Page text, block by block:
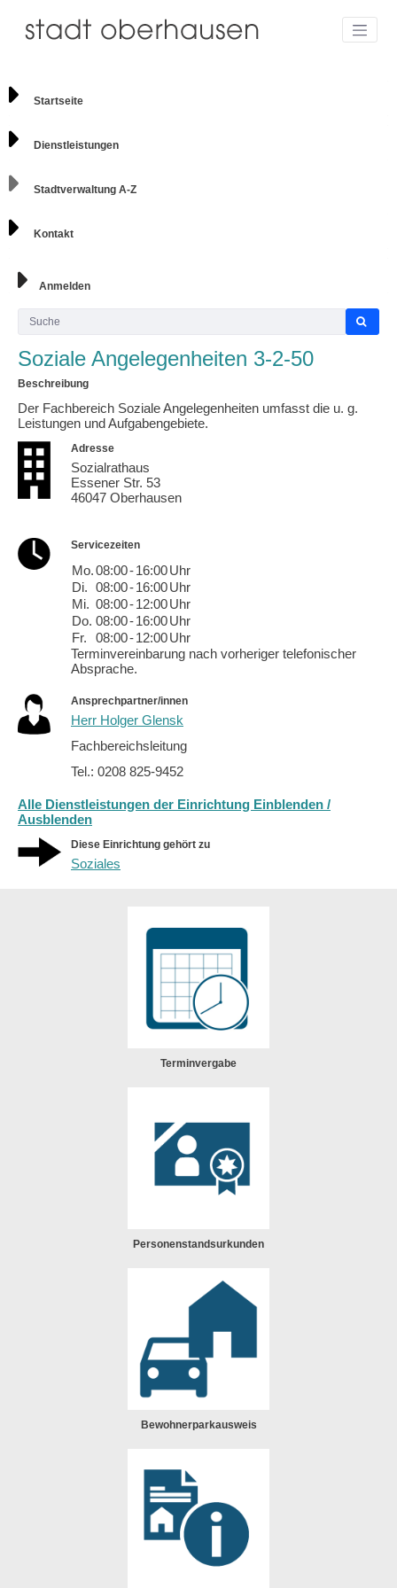
Startseite
Dienstleistungen
Stadtverwaltung A-Z
Kontakt
Anmelden
Soziale Angelegenheiten 3-2-50
Beschreibung
Der Fachbereich Soziale Angelegenheiten umfasst die u. g.
Leistungen und Aufgabengebiete.
Adresse
Sozialrathaus
Essener Str. 53
46047 Oberhausen
Servicezeiten
Mo.08:00-16:00Uhr
Di. 08:00-16:00Uhr
Mi. 08:00-12:00Uhr
Do. 08:00-16:00Uhr
Fr.
08:00-12:00Uhr
Terminvereinbarung nach vorheriger telefonischer
Absprache.
Ansprechpartner/innen
Herr Holger Glensk
Fachbereichsleitung
Tel.: 0208 825-9452
Alle Dienstleistungen der Einrichtung Einblenden /
Ausblenden
Diese Einrichtung gehört zu
Soziales
Terminvergabe
Personenstandsurkunden
Bewohnerparkausweis